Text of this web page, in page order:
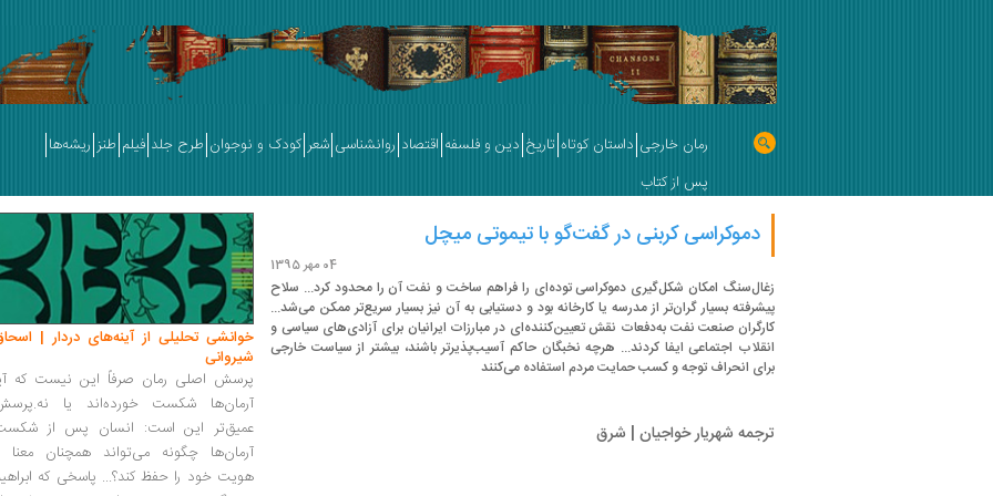
رمان خارجی داستان کوتاه تاریخ دین و فلسفه اقتصاد روانشناسی شعر کودک و نوجوان طرح جلد فیلم طنز ریشه‌ها
پس از کتاب
دموکراسی کربنی در گفت‌گو با تیموتی میچل
04 مهر 1395
زغال‌سنگ امکان شکل‌گیری دموکراسی توده‌ای را فراهم ساخت و نفت آن را محدود کرد... سلاح
پیشرفته بسیار گران‌تر از مدرسه یا کارخانه بود و دستیابی به آن نیز بسیار سریع‌تر ممکن می‌شد...
کارگران صنعت نفت به‌دفعات نقش تعیین‌کننده‌ای در مبارزات ایرانیان برای آزادی‌های سیاسی و
انقلاب اجتماعی ایفا کردند... هرچه نخبگان حاکم آسیب‌پذیرتر باشند، بیشتر از سیاست خارجی
برای انحراف توجه و کسب حمایت مردم استفاده می‌کنند
ترجمه شهریار خواجیان | شرق
خوانشی تحلیلی از آینه‌های دردار |
شیروانی
پرسش اصلی رمان صرفاً این نیست که
آرمان‌ها شکست خورده‌اند یا
عمیق‌تر این است: انسان پس از
آرمان‌ها چگونه می‌تواند همچنان معنا
هویت خود را حفظ کند؟... پاسخی که